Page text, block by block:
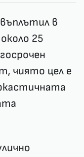
в
25
чиято цел е